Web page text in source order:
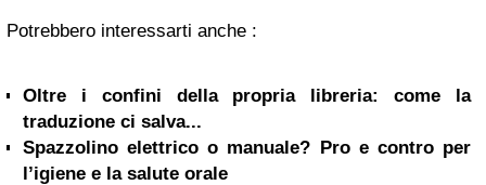
Potrebbero interessarti anche :
Oltre i confini della propria libreria: come la
traduzione ci salva...
Spazzolino elettrico o manuale? Pro e contro per
l’igiene e la salute orale